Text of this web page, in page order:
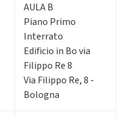
AULA B
Piano Primo
Interrato
Edificio in Bo via
Filippo Re 8
Via Filippo Re, 8 -
Bologna